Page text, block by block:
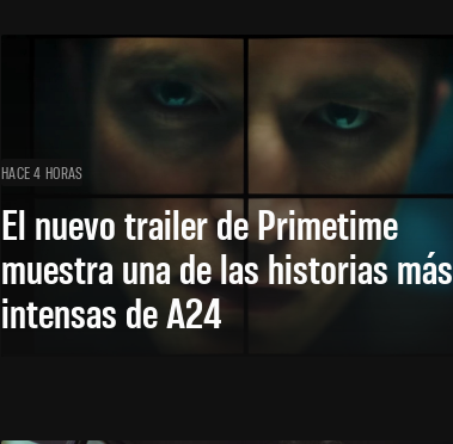
HACE 4 HORAS
El nuevo trailer de Primetime
muestra una de las historias más
intensas de A24